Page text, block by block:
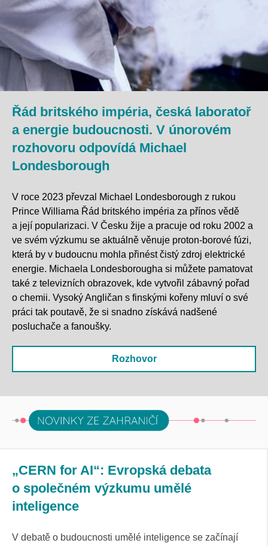
Řád britského impéria, česká laboratoř
a energie budoucnosti. V únorovém
rozhovoru odpovídá Michael
Londesborough
V roce 2023 převzal Michael Londesborough z rukou
Prince Wi lliama Řád britského impéria za přínos vědě
a její popularizaci. V Česku žije a pracuje od roku 2002 a
ve svém výzkumu se aktuálně věnuje proton-borové fúzi,
která by v budoucnu mohla přinést čistý zdroj elektrické
energie. Michaela Londesborougha si můžete pamatovat
také z televizních obrazovek, kde vytvořil zábavný pořad
o chemii. Vysoký Angličan s finskými kořeny mluví o své
práci tak poutavě, že si snadno získává nadšené
posluchače a fanoušky.
Rozhovor
„CERN for AI“: Evropská debata
o společném výzkumu umělé
inteligence
V debatě o budoucnosti umělé inteligence se začínají